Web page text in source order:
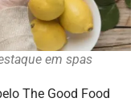
em spas
The Good Food